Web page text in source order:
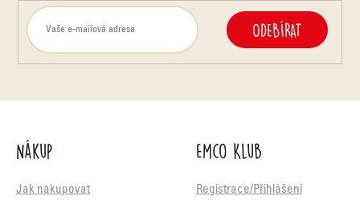
ODEBÍRAT
Nákup
Jak nakupovat
Emco Klub
Registrace/Přihlášení